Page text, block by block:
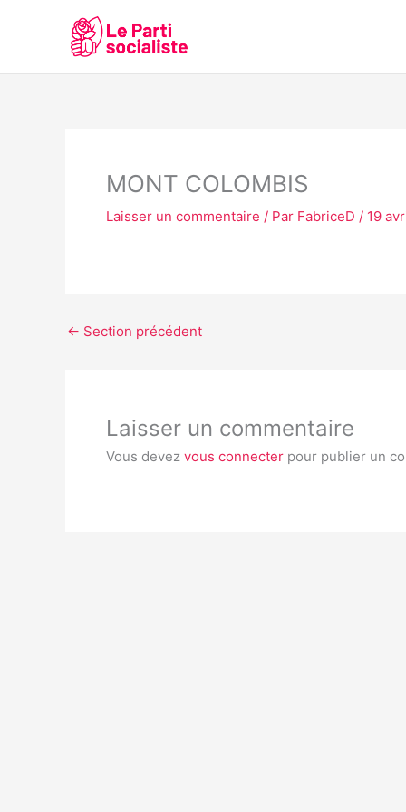
MONT COLOMBIS
Laisser un commentaire / Par FabriceD / 19
← Section précédent
Laisser un commentaire
Vous devez vous connecter pour publier un